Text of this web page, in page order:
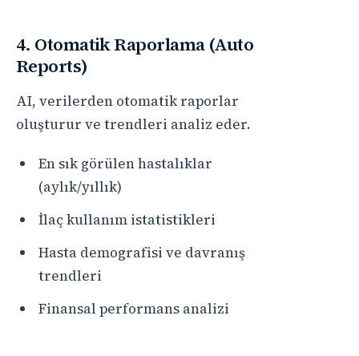
4. Otomatik Raporlama (Auto
Reports)
AI, verilerden otomatik raporlar
oluşturur ve trendleri analiz eder.
En sık görülen hastalıklar
(aylık/yıllık)
İlaç kullanım istatistikleri
Hasta demografisi ve davranış
trendleri
Finansal performans analizi